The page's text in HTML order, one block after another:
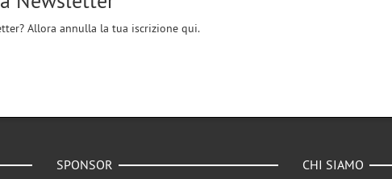
Allora annulla la tua iscrizione qui.
SPONSOR CHI SIAMO